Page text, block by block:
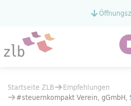
Zum Hauptinhalt springen
Empfehlungen
#steuernkompakt Verein, gGmbH,
Sie befinden sich hier:
Startseite ZLB
Empfehlungen
#steuernkompakt Verein, gGmbH,